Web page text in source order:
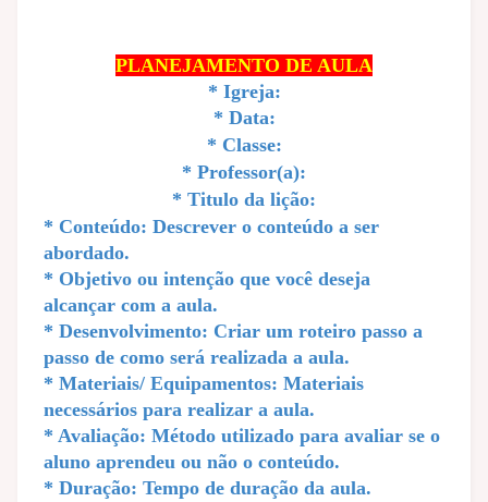
PLANEJAMENTO DE AULA
* Igreja:
* Data:
* Classe:
* Professor(a):
* Titulo da lição:
* Conteúdo: Descrever o conteúdo a ser
abordado.
* Objetivo ou intenção que você deseja
alcançar com a aula.
* Desenvolvimento: Criar um roteiro passo a
passo de como será realizada a aula.
* Materiais/ Equipamentos: Materiais
necessários para realizar a aula.
* Avaliação: Método utilizado para avaliar se o
aluno aprendeu ou não o conteúdo.
* Duração: Tempo de duração da aula.